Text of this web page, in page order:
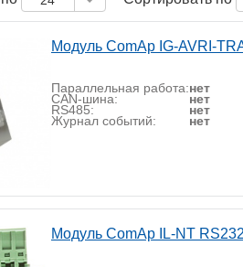
Модуль ComAp IG-AVRI-
Параллельная работа:нет
CAN-шина: нет
RS485: нет
Журнал событий: нет
Модуль ComAp IL-NT